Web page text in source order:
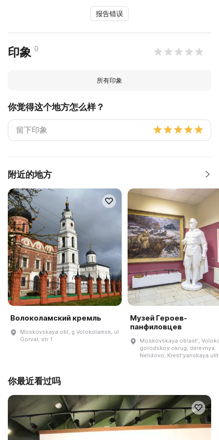
报告错误
印象 0
所有印象
你觉得这个地方怎么样？
附近的地方
Волоколамский кремль
Moskovskaya obl, g Volokolamsk, ul
Gorval, str 1
Музей Героев-
панфиловцев
Moskovskaya oblastʹ,
gorodskoy okrug, derevnya
Nelidovo, Krestʹyanskaya
你最近看过吗